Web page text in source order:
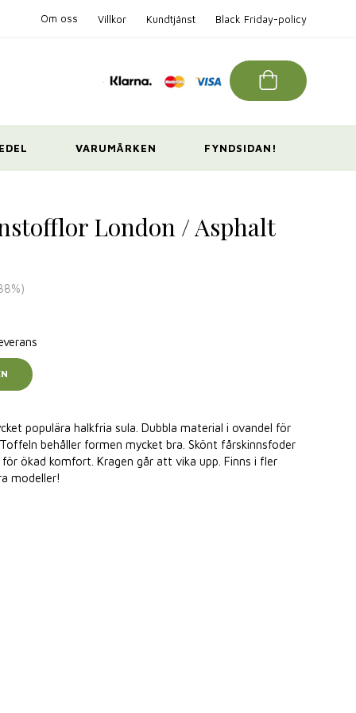
Om oss Villkor Kundtjänst Black Friday-policy
VARUMÄRKEN FYNDSIDAN!
London / Asphalt
%)
populära halkfria sula. Dubbla material i ovandel för
behåller formen mycket bra. Skönt fårskinnsfoder
ökad komfort. Kragen går att vika upp. Finns i fler
modeller!